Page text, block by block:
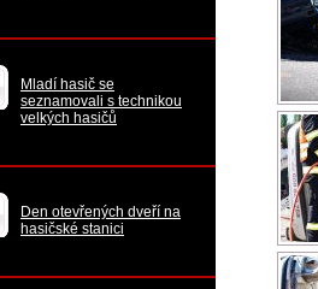
Mladí hasič se
seznamovali s technikou
velkých hasičů
Den otevřených dveří na
hasičské stanici